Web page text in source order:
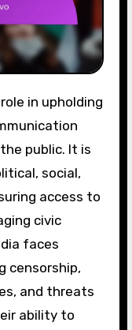
public. It is
social,
access to
civic
faces
censorship,
and threats
ability to